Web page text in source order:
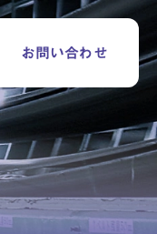
お問い合わせ